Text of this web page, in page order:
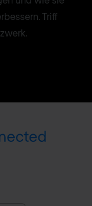
Triff